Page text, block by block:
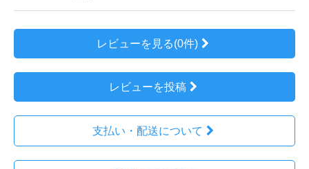
レビューを見る(0件)
レビューを投稿
支払い・配送について